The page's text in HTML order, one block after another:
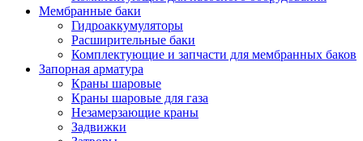
Мембранные баки
Гидроаккумуляторы
Расширительные баки
Комплектующие и запчасти для мембранных баков
Запорная арматура
Краны шаровые
Краны шаровые для газа
Незамерзающие краны
Задвижки